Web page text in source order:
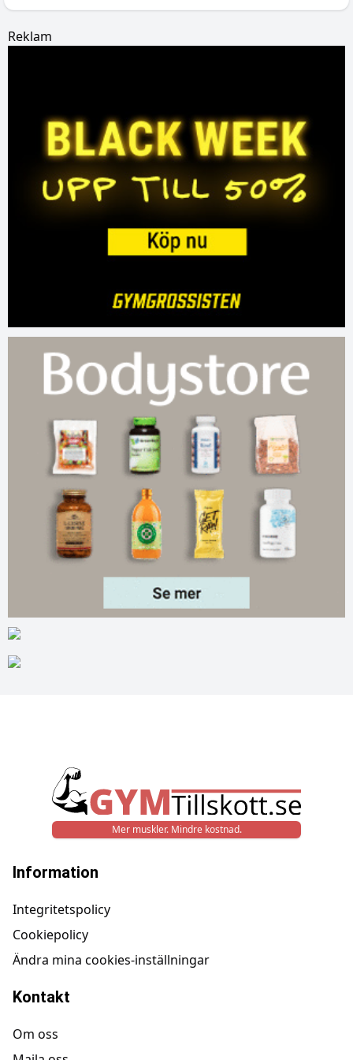
Reklam
Mer muskler. Mindre kostnad.
Information
Integritetspolicy
Cookiepolicy
Ändra mina cookies-inställningar
Kontakt
Om oss